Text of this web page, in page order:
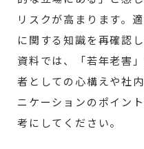
リスクが高まります。
に関する知識を再確認
資料では、「若年老害
者としての心構えや社
ニケーションのポイン
考にしてください。